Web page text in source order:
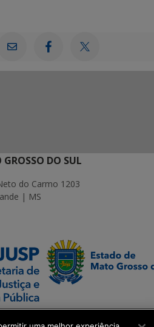
DO SUL
do Carmo 1203
| MS